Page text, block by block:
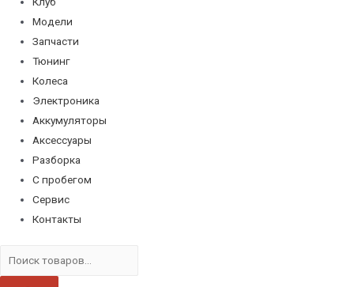
Модели
Запчасти
Тюнинг
Колеса
Электроника
Аккумуляторы
Аксессуары
Разборка
С пробегом
Сервис
Контакты
товаров